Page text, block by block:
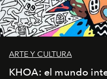
ARTE Y CULTURA
KHOA: el mundo